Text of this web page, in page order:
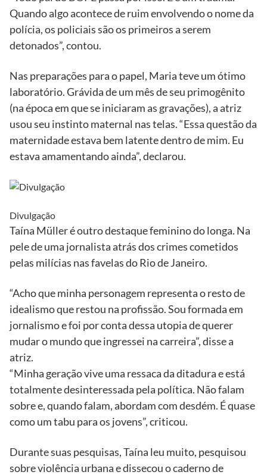
Quando algo acontece de ruim envolvendo o nome da
polícia, os policiais são os primeiros a serem
detonados”, contou.
Nas preparações para o papel, Maria teve um ótimo
laboratório. Grávida de um mês de seu primogênito
(na época em que se iniciaram as gravações), a atriz
usou seu instinto maternal nas telas. “Essa questão da
maternidade estava bem latente dentro de mim. Eu
estava amamentando ainda”, declarou.
Divulgação
Taína Müller é outro destaque feminino do longa. Na
pele de uma jornalista atrás dos crimes cometidos
pelas milícias nas favelas do Rio de Janeiro.
“Acho que minha personagem representa o resto de
idealismo que restou na profissão. Sou formada em
jornalismo e foi por conta dessa utopia de querer
mudar o mundo que ingressei na carreira”, disse a
atriz.
“Minha geração vive uma ressaca da ditadura e está
totalmente desinteressada pela política. Não falam
sobre e, quando falam, abordam com desdém. É quase
como um tabu para os jovens”, criticou.
Durante suas pesquisas, Taína leu muito, pesquisou
sobre violência urbana e dissecou o caderno de